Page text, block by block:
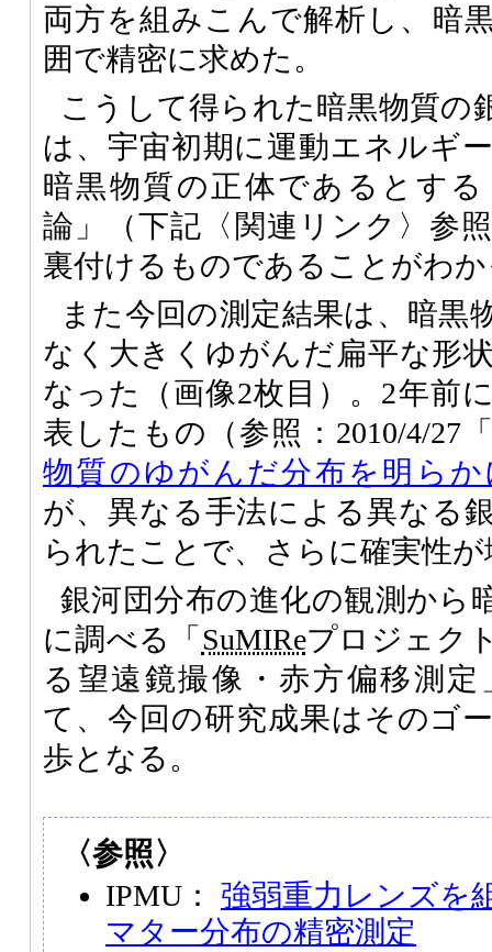
両方を組みこんで解析し、暗
囲で精密に求めた。
こうして得られた暗黒物質の
は、宇宙初期に運動エネルギ
暗黒物質の正体であるとす
論」（下記〈関連リンク〉参
裏付けるものであることがわ
また今回の測定結果は、暗黒
なく大きくゆがんだ扁平な形
なった（画像2枚目）。2年前
表したもの（参照：2010/4/27
物質のゆがんだ分布を明らか
が、異なる手法による異なる
られたことで、さらに確実性
銀河団分布の進化の観測から
に調べる「 SuMIReプロジェク
る望遠鏡撮像・赤方偏移測
て、今回の研究成果はそのゴ
歩となる。
〈参照〉
IPMU： 強弱重力レンズを
マター分布の精密測定